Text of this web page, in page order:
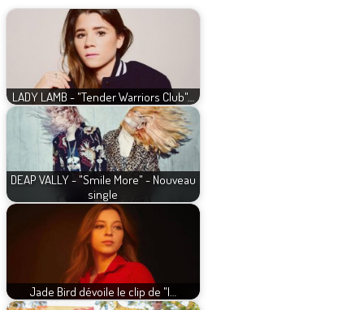
LADY LAMB - "Tender Warriors Club"…
DEAP VALLY - "Smile More" - Nouveau
single
Jade Bird dévoile le clip de "I…